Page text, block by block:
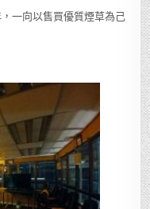
一向以售買優質煙草為己